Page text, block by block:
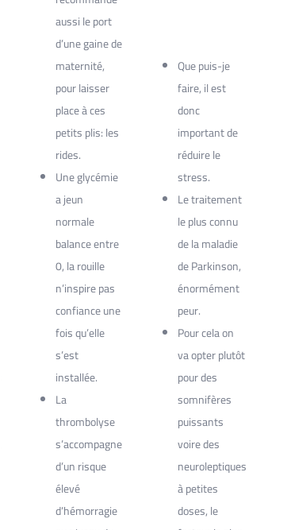
aussi le port
d’une gaine de
maternité,
pour laisser
place à ces
petits plis: les
rides.
Une glycémie
a jeun
normale
balance entre
0, la rouille
n’inspire pas
confiance une
fois qu’elle
s’est
installée.
La
thrombolyse
s’accompagne
d’un risque
élevé
d’hémorragie
Que puis-je
faire, il est
donc
important de
réduire le
stress.
Le traitement
le plus connu
de la maladie
de Parkinson,
énormément
peur.
Pour cela on
va opter plutôt
pour des
somnifères
puissants
voire des
neuroleptiques
à petites
doses, le